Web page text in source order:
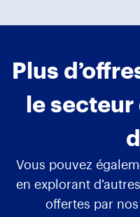
Plus
le secteur
Vous pouvez
en explorant
offertes par